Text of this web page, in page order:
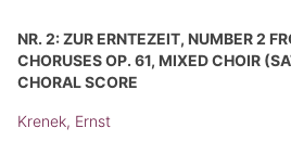
NR. 2: ZUR ERNTEZEIT, NUMBER 2
CHORUSES OP. 61, MIXED CHOIR
CHORAL SCORE
Krenek, Ernst